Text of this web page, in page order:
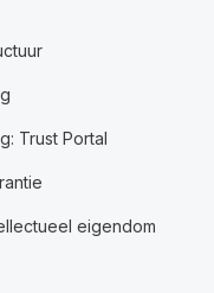
Trust Portal
eigendom